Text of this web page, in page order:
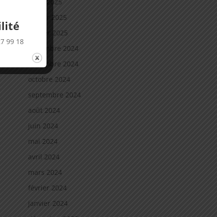
février 2025
janvier 2025
décembre 2024
novembre 2024
octobre 2024
septembre 2024
août 2024
juin 2024
mai 2024
avril 2024
mars 2024
février 2024
janvier 2024
99 18